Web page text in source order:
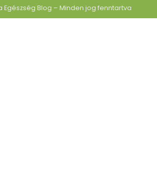
Egészség Blog – Minden jog fenntartva